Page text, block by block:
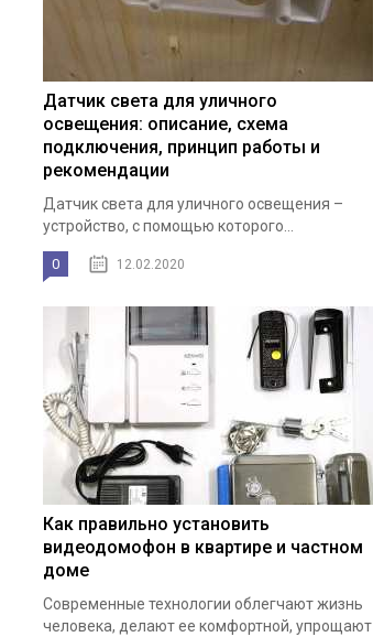
Датчик света для уличного
освещения: описание, схема
подключения, принцип работы и
рекомендации
Датчик света для уличного освещения –
устройство, с помощью которого...
0 12.02.2020
Как правильно установить
видеодомофон в квартире и частном
доме
Современные технологии облегчают жизнь
человека, делают ее комфортной, упрощают